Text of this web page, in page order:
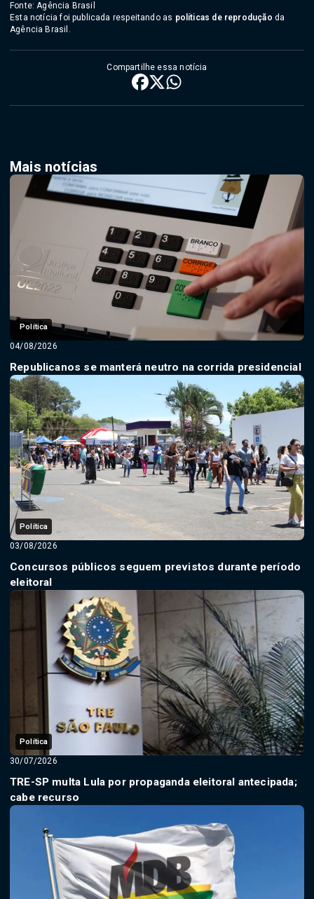
Fonte: Agência Brasil
Esta notícia foi publicada respeitando as políticas de reprodução da
Agência Brasil.
Compartilhe essa notícia
Mais notícias
Política
04/08/2026
Republicanos se manterá neutro na corrida presidencial
Política
03/08/2026
Concursos públicos seguem previstos durante período
eleitoral
Política
30/07/2026
TRE-SP multa Lula por propaganda eleitoral antecipada;
cabe recurso